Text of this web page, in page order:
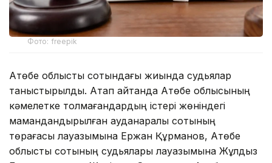
Фото: freepik
Ақтөбе облыстық сотындағы жиында судьялар
таныстырылды. Атап айтқанда Ақтөбе облысының
кәмелетке толмағандардың істері жөніндегі
мамандандырылған ауданаралық сотының
төрағасы лауазымына Ержан Құрманов, Ақтөбе
облыстық сотының судьялары лауазымына Жұлдыз